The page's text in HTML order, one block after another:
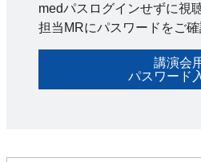
medパスログインせずに視
担当MRにパスワードをご確
講演会
パスワード